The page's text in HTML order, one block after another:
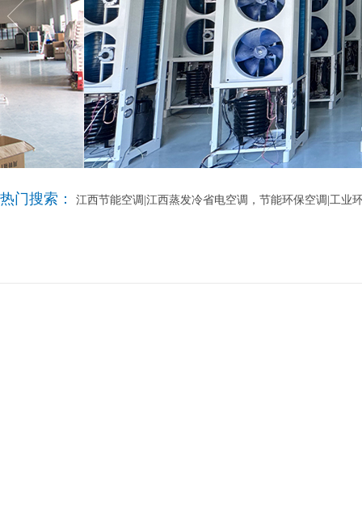
热门搜索： 江西节能空调|江西蒸发冷省电空调，节能环保空调|工业